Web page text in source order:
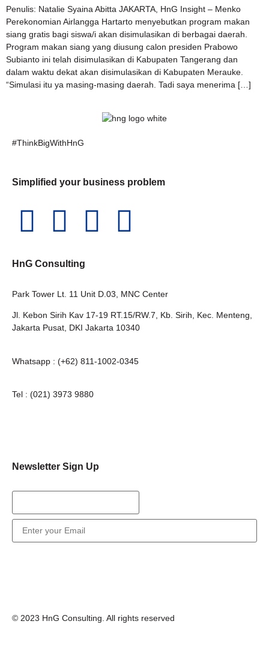
Penulis: Natalie Syaina Abitta JAKARTA, HnG Insight – Menko
Perekonomian Airlangga Hartarto menyebutkan program makan
siang gratis bagi siswa/i akan disimulasikan di berbagai daerah.
Program makan siang yang diusung calon presiden Prabowo
Subianto ini telah disimulasikan di Kabupaten Tangerang dan
dalam waktu dekat akan disimulasikan di Kabupaten Merauke.
“Simulasi itu ya masing-masing daerah. Tadi saya menerima […]
#ThinkBigWithHnG
Simplified your business problem
HnG Consulting
Park Tower Lt. 11 Unit D.03, MNC Center
Jl. Kebon Sirih Kav 17-19 RT.15/RW.7, Kb. Sirih, Kec. Menteng,
Jakarta Pusat, DKI Jakarta 10340
Whatsapp : (+62) 811-1002-0345
Tel : (021) 3973 9880
Newsletter Sign Up
© 2023 HnG Consulting. All rights reserved